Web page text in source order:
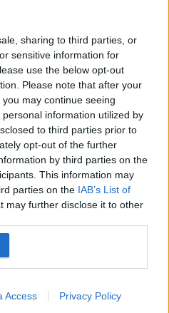
sharing to third parties, or
sensitive information for
use the below opt-out
Please note that after your
may continue seeing
information utilized by
to third parties prior to
opt-out of the further
by third parties on the
This information may
parties on the IAB’s List of
may further disclose it to other
Access Privacy Policy
täällä!
6. heinäkuuta 2026
8 sivuatarjouksia,
joista löydät
rahaa Muoti
tuotteita kaiken
naisille sekä lapsille
verkkokaupassaan. Näistä
voivat shoppailla
huppareita, takkeja,
shortseja, t-paitoja,
paljon muuta.
kaikki edut